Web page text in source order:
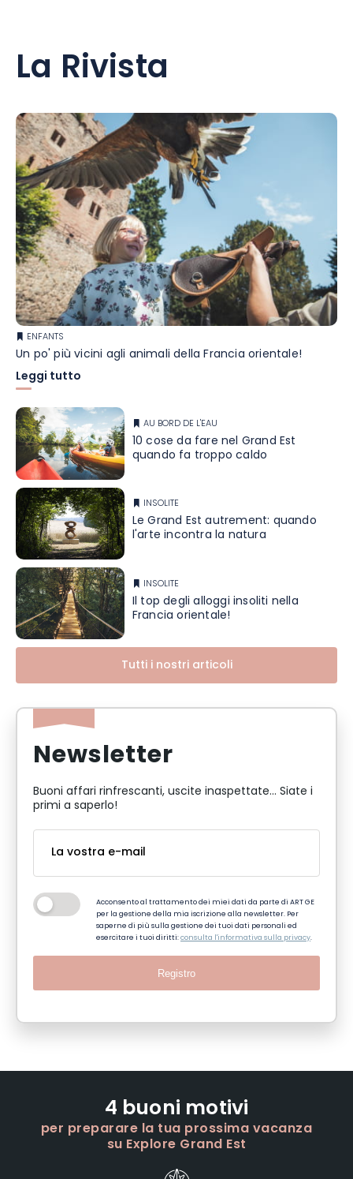
La Rivista
ENFANTS
Un po' più vicini agli animali della Francia orientale!
Leggi tutto
AU BORD DE L'EAU
10 cose da fare nel Grand Est
quando fa troppo caldo
INSOLITE
Le Grand Est autrement: quando
l'arte incontra la natura
INSOLITE
Il top degli alloggi insoliti nella
Francia orientale!
Tutti i nostri articoli
Newsletter
Buoni affari rinfrescanti, uscite inaspettate... Siate i
primi a saperlo!
Acconsento al trattamento dei miei dati da parte di ART GE
per la gestione della mia iscrizione alla newsletter. Per
saperne di più sulla gestione dei tuoi dati personali ed
esercitare i tuoi diritti:consulta l'informativa sulla privacy.
Registro
4 buoni motivi
per preparare la tua prossima vacanza
su Explore Grand Est